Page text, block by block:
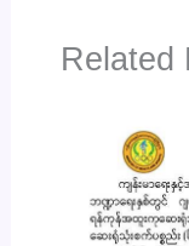
Related